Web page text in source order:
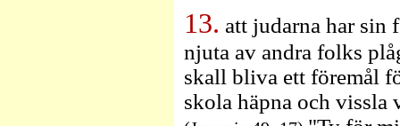
13. att judarna har sin
njuta av andra folks
skall bliva ett föremål
skola häpna och vissla